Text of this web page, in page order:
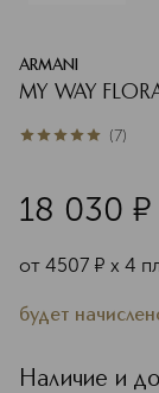
ARMANI
MY WAY
5из 57 (7)
18 030 ¤
от 4507 ¤ х 4
будет
Наличие и